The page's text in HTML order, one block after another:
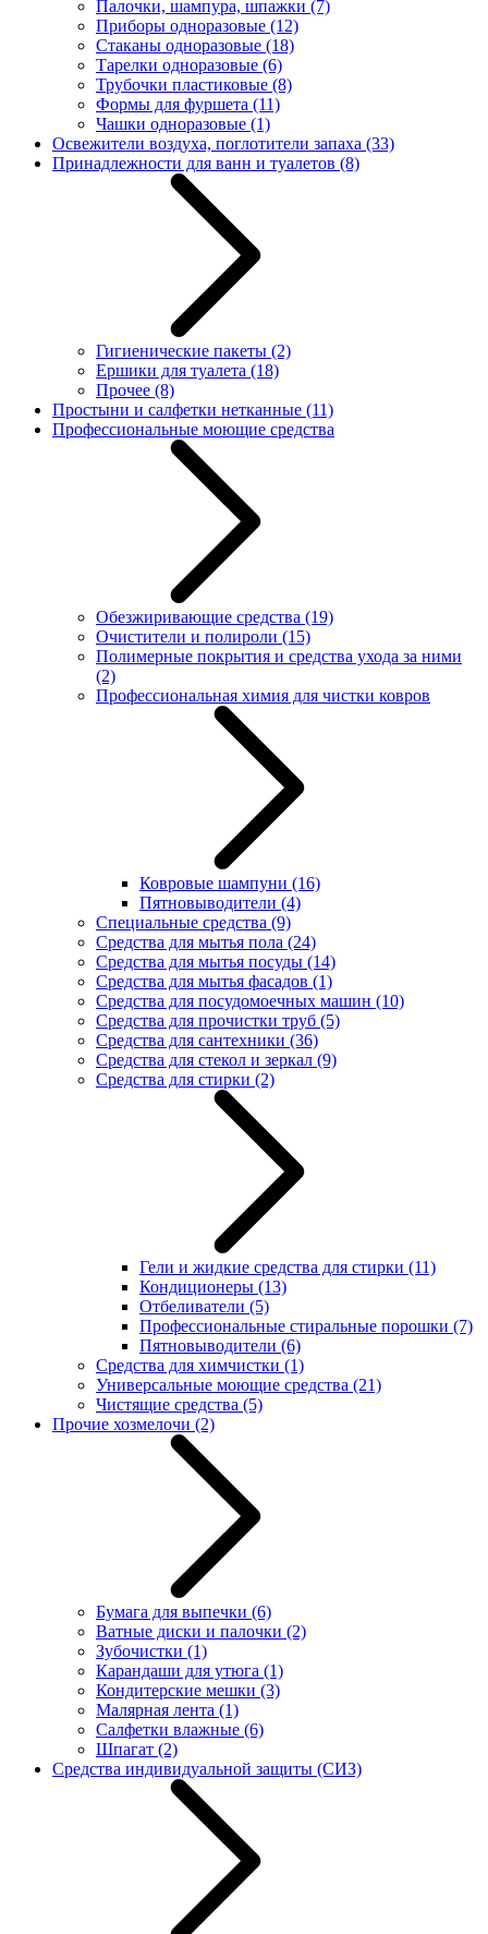
Палочки, шампура, шпажки (7)
Приборы одноразовые (12)
Стаканы одноразовые (18)
Тарелки одноразовые (6)
Трубочки пластиковые (8)
Формы для фуршета (11)
Чашки одноразовые (1)
Освежители воздуха, поглотители запаха (33)
Принадлежности для ванн и туалетов (8)
Гигиенические пакеты (2)
Ершики для туалета (18)
Прочее (8)
Простыни и салфетки нетканные (11)
Профессиональные моющие средства
Обезжиривающие средства (19)
Очистители и полироли (15)
Полимерные покрытия и средства ухода за ними
(2)
Профессиональная химия для чистки ковров
Ковровые шампуни (16)
Пятновыводители (4)
Специальные средства (9)
Средства для мытья пола (24)
Средства для мытья посуды (14)
Средства для мытья фасадов (1)
Средства для посудомоечных машин (10)
Средства для прочистки труб (5)
Средства для сантехники (36)
Средства для стекол и зеркал (9)
Средства для стирки (2)
Гели и жидкие средства для стирки (11)
Кондиционеры (13)
Отбеливатели (5)
Профессиональные стиральные порошки (7)
Пятновыводители (6)
Средства для химчистки (1)
Универсальные моющие средства (21)
Чистящие средства (5)
Прочие хозмелочи (2)
Бумага для выпечки (6)
Ватные диски и палочки (2)
Зубочистки (1)
Карандаши для утюга (1)
Кондитерские мешки (3)
Малярная лента (1)
Салфетки влажные (6)
Шпагат (2)
Средства индивидуальной защиты (СИЗ)